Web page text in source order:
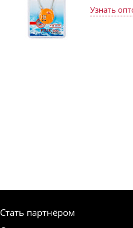
Узнать
Стать партнёром